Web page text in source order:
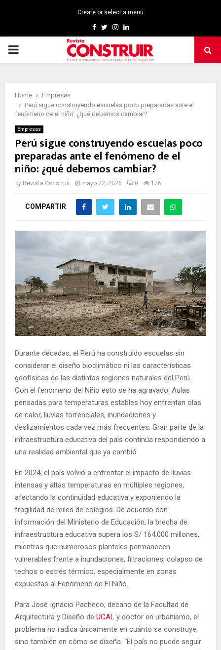
Create or select a menu
Facebook
TwitterInstagram
Linkedin
PRIMARY
Home
Empresas
Perú sigue construyendo escuelas poco preparadas ante el
fenómeno de el niño: ¿qué debemos cambiar?
Empresas
Perú sigue construyendo escuelas poco
preparadas ante el fenómeno de el
niño: ¿qué debemos cambiar?
by Revista Construir mayo 22, 2026 0 176
COMPARTIR
Durante décadas, el Perú ha construido escuelas sin
considerar el diseño bioclimático ni las características
geofísicas de las distintas regiones naturales del Perú.
Con el fenómeno del Niño esto se ha agravado. Aulas
pensadas para temperaturas estables hoy enfrentan olas
de calor, lluvias torrenciales, inundaciones y
deslizamientos cada vez más frecuentes. Gran parte de la
infraestructura educativa del país continúa respondiendo a
una realidad ambiental que ya cambió
En 2024, el país volvió a enfrentar el impacto de lluvias
intensas y altas temperaturas en múltiples regiones,
afectando la continuidad educativa y exponiendo la
fragilidad de miles de colegios. De acuerdo con
información del Ministerio de Educación, la brecha de
infraestructura educativa supera los S/ 164,000 millones,
mientras que numerosos planteles permanecen
vulnerables frente a inundaciones, filtraciones, colapso de
techos o estrés térmico, especialmente en zonas
expuestas al Fenómeno de El Niño.
Para José Ignacio Pacheco, decano de la Facultad de
Arquitectura y Diseño de UCAL y doctor en urbanismo, el
problema no radica únicamente en cuánto se construye,
sino también en cómo se diseña. “El país no puede seguir